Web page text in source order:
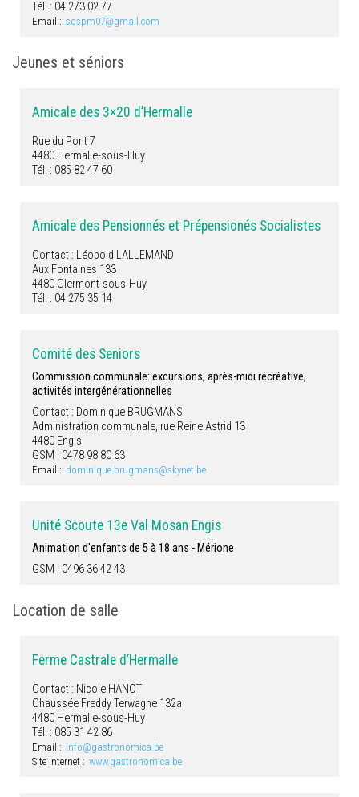
Tél. : 04 273 02 77
Email : sospm07@gmail.com
Jeunes et séniors
Amicale des 3×20 d’Hermalle
Rue du Pont 7
4480 Hermalle-sous-Huy
Tél. : 085 82 47 60
Amicale des Pensionnés et Prépensionés Socialistes
Contact : Léopold LALLEMAND
Aux Fontaines 133
4480 Clermont-sous-Huy
Tél. : 04 275 35 14
Comité des Seniors
Commission communale: excursions, après-midi récréative,
activités intergénérationnelles
Contact : Dominique BRUGMANS
Administration communale, rue Reine Astrid 13
4480 Engis
GSM : 0478 98 80 63
Email : dominique.brugmans@skynet.be
Unité Scoute 13e Val Mosan Engis
Animation d'enfants de 5 à 18 ans - Mérione
GSM : 0496 36 42 43
Location de salle
Ferme Castrale d’Hermalle
Contact : Nicole HANOT
Chaussée Freddy Terwagne 132a
4480 Hermalle-sous-Huy
Tél. : 085 31 42 86
Email : info@gastronomica.be
Site internet : www.gastronomica.be